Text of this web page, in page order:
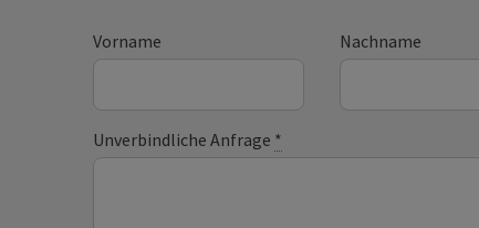
Vorname Nachname
Unverbindliche Anfrage *